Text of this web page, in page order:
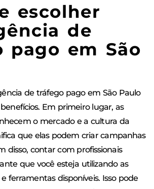
escolher
de
pago em São
de tráfego pago em São Paulo
Em primeiro lugar, as
o mercado e a cultura da
que elas podem criar campanhas
disso, contar com profissionais
que você esteja utilizando as
ferramentas disponíveis. Isso pode